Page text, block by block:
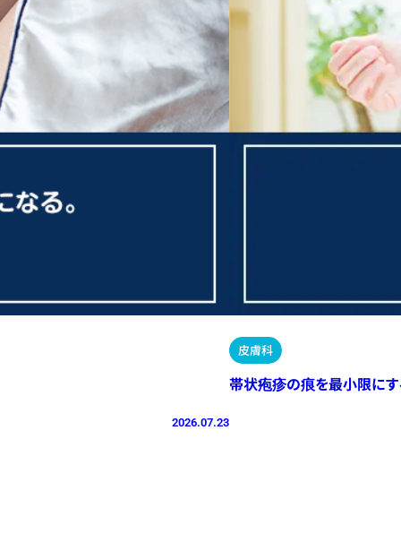
2026.07.23
皮膚科
帯状疱疹の痕を最小限にす